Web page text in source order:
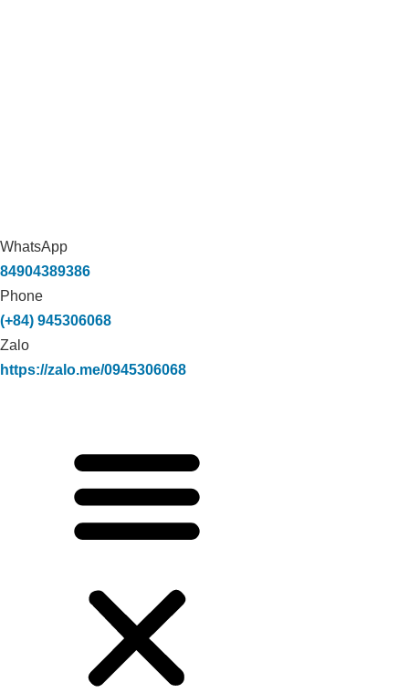
Rì _Bắc Cạn
WhatsApp
84904389386
Phone
(+84) 945306068
Zalo
https://zalo.me/0945306068